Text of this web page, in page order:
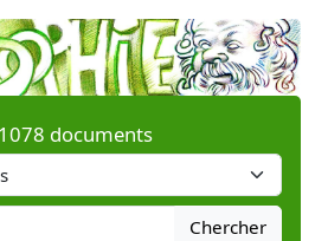
documents
Chercher